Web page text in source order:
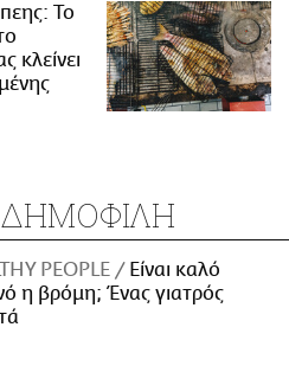
Το
κλείνει
ΔΗΜΟΦΙΛΗ
PEOPLE
Είναι καλό
η βρόμη; Ένας γιατρός